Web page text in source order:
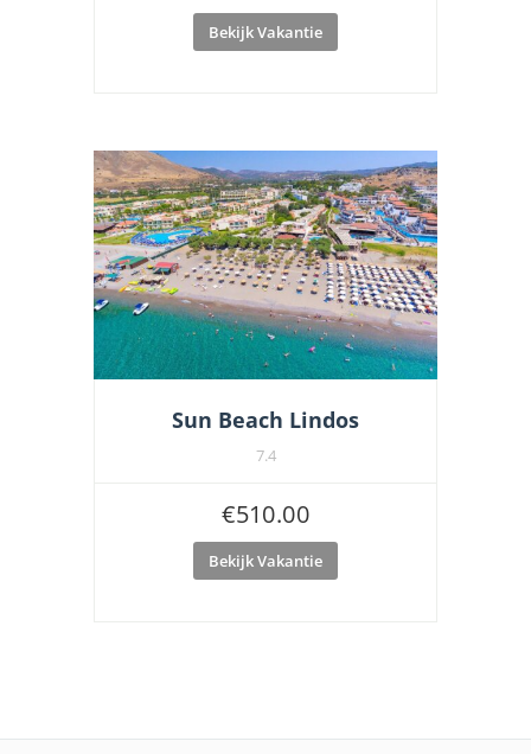
Bekijk Vakantie
Sun Beach Lindos
7.4
€510.00
Bekijk Vakantie